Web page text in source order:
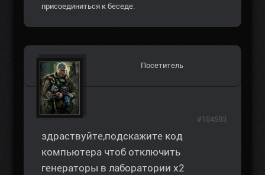
присоединиться к беседе.
Посетитель
здраствуйте,подскажите код
компьютера чтоб отключить
генераторы в лаборатории х2
#184593